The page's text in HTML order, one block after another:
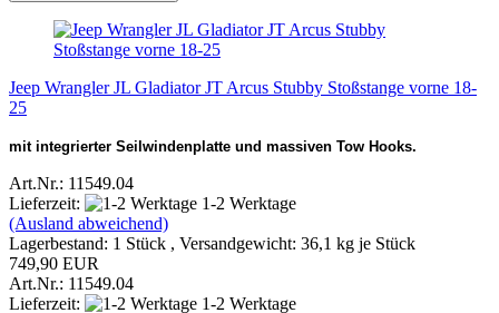
Jeep Wrangler JL Gladiator JT Arcus Stubby Stoßstange vorne 18-
25
mit integrierter Seilwindenplatte und massiven Tow Hooks.
Art.Nr.: 11549.04
Lieferzeit:
1-2 Werktage
(Ausland abweichend)
Lagerbestand: 1 Stück , Versandgewicht: 36,1 kg je Stück
749,90 EUR
Art.Nr.: 11549.04
Lieferzeit:
1-2 Werktage